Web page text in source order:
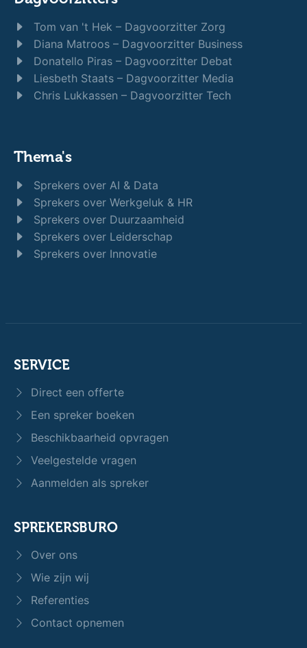
Tom van 't Hek – Dagvoorzitter Zorg
Diana Matroos – Dagvoorzitter Business
Donatello Piras – Dagvoorzitter Debat
Liesbeth Staats – Dagvoorzitter Media
Chris Lukkassen – Dagvoorzitter Tech
Thema's
Sprekers over AI & Data
Sprekers over Werkgeluk & HR
Sprekers over Duurzaamheid
Sprekers over Leiderschap
Sprekers over Innovatie
SERVICE
Direct een offerte
Een spreker boeken
Beschikbaarheid opvragen
Veelgestelde vragen
Aanmelden als spreker
SPREKERSBURO
Over ons
Wie zijn wij
Referenties
Contact opnemen